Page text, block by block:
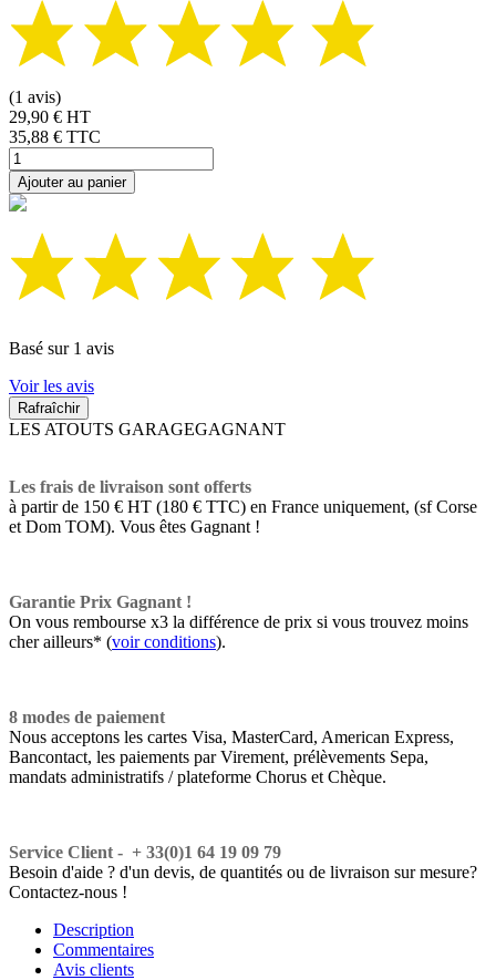
(1 avis)
29,90 € HT
35,88 € TTC
Ajouter au panier
Basé sur 1 avis
Voir les avis
LES ATOUTS GARAGEGAGNANT
Les frais de livraison sont offerts
à partir de 150 € HT (180 € TTC) en France uniquement, (sf Corse
et Dom TOM). Vous êtes Gagnant !
Garantie Prix Gagnant !
On vous rembourse x3 la différence de prix si vous trouvez moins
cher ailleurs* (voir conditions).
8 modes de paiement
Nous acceptons les cartes Visa, MasterCard, American Express,
Bancontact, les paiements par Virement, prélèvements Sepa,
mandats administratifs / plateforme Chorus et Chèque.
Service Client - + 33(0)1 64 19 09 79
Besoin d'aide ? d'un devis, de quantités ou de livraison sur mesure?
Contactez-nous !
Description
Commentaires
Avis clients